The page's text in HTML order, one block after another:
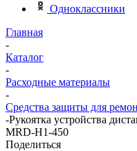
Одноклассники
Главная
-
Каталог
-
Расходные материалы
-
Средства защиты для
-Рукоятка устройства
MRD-H1-450
Поделиться